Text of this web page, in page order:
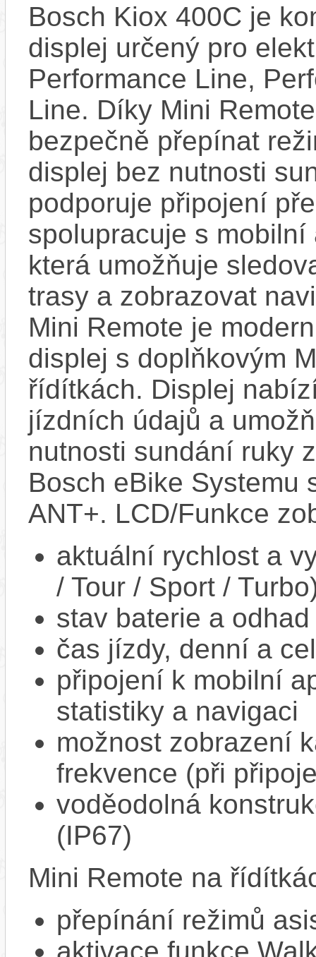
Bosch Kiox 400C je
displej určený pro
Performance Line,
Line. Díky Mini
bezpečně přepínat
displej bez nutnosti
podporuje připojení
spolupracuje s
která umožňuje
trasy a zobrazovat
Mini Remote je
displej s doplňkovým
řídítkách. Displej
jízdních údajů a
nutnosti sundání ruky
Bosch eBike Systemu
ANT+. LCD/Funkce
aktuální rychlost a
/ Tour / Sport /
stav baterie a
čas jízdy, denní a
připojení k mobilní
statistiky a navigaci
možnost zobrazení
frekvence (při
voděodolná
(IP67)
Mini Remote na
přepínání režimů